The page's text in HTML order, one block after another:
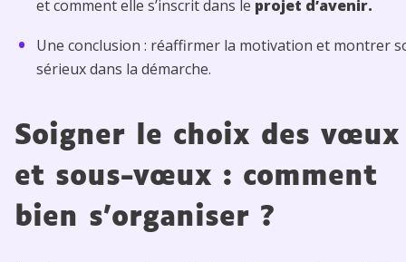
et comment elle s’inscrit dans le projet d’avenir.
Une conclusion : réaffirmer la motivation et montrer
sérieux dans la démarche.
Soigner le choix des vœux
et sous-vœux : comment
bien s’organiser ?